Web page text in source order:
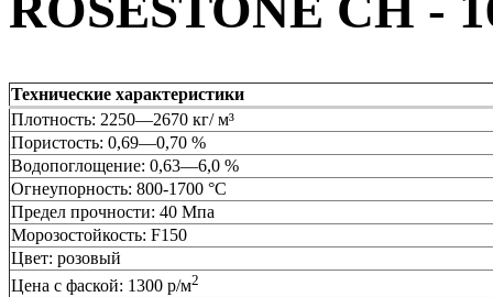
Технические характеристики
Плотность: 2250—2670 кг/ м³
Пористость: 0,69—0,70 %
Водопоглощение: 0,63—6,0 %
Огнеупорность: 800-1700 °C
Предел прочности: 40 Мпа
Морозостойкость: F150
Цвет: розовый
Цена с фаской: 1300 р/м2